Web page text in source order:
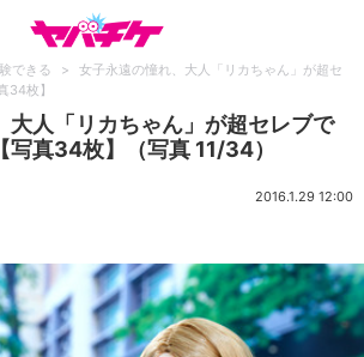
できる >
女子永遠の憧れ、大人「リカちゃん」が超セ
34枚】
大人「リカちゃん」が超セレブで
写真34枚】（写真 11/34）
2016.1.29 12:00